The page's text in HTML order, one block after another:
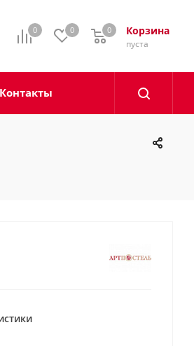
0 0 Корзина
0
пуста
0
Контакты